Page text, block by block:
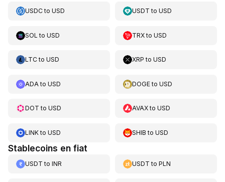
USDCto USD USDT toUSD
SOL to USD TRXtoUSD
LTCto USD XRP toUSD
ADA to USD DOGEtoUSD
DOT to USD AVAXtoUSD
LINKto USD SHIB toUSD
Stablecoins en fiat
USDT to INR USDT toPLN